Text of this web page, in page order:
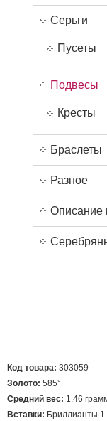
Серьги
Пусеты
Подвесы
Кресты
Браслеты
Разное
Описание
Код товара: 303059
Золото: 585°
Средний вес: 1.46
Вставки: Бриллианты 1